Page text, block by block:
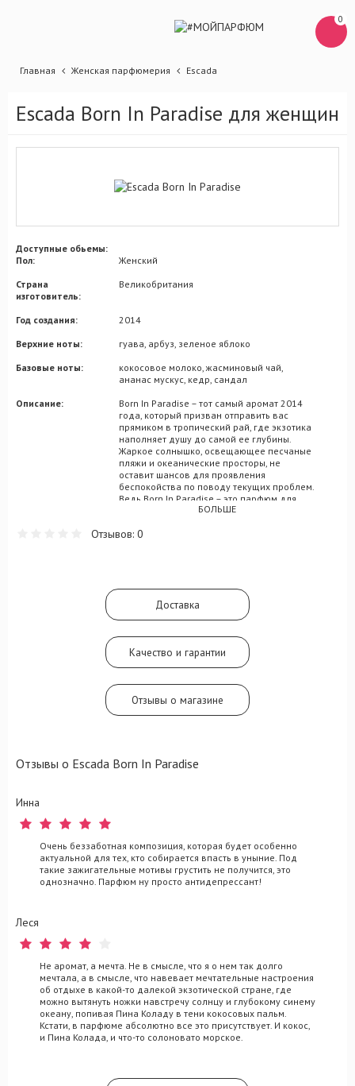
0
Главная Женская парфюмерия Escada
Escada Born In Paradise для женщин
Доступные обьемы:
Пол:
Женский
Страна
изготовитель:
Великобритания
Год создания:
2014
Верхние ноты:
гуава, арбуз, зеленое яблоко
Базовые ноты:
кокосовое молоко, жасминовый чай,
ананас мускус, кедр, сандал
Описание:
Born In Paradise – тот самый аромат 2014
года, который призван отправить вас
прямиком в тропический рай, где экзотика
наполняет душу до самой ее глубины.
Жаркое солнышко, освещающее песчаные
пляжи и океанические просторы, не
оставит шансов для проявления
беспокойства по поводу текущих проблем.
Ведь Born In Paradise – это парфюм для
полного расслабления. И пусть вы не
физически. Просто закройте глаза, и вы
добавлены мотивы зеленого яблока,
молока кокоса, гуавы, кедра, ананаса,
арбуза и мускуса.
БОЛЬШЕ
Отзывов: 0
Доставка
Качество и гарантии
Отзывы о магазине
Отзывы о Escada Born In Paradise
Инна
Очень беззаботная композиция, которая будет особенно
актуальной для тех, кто собирается впасть в уныние. Под
такие зажигательные мотивы грустить не получится, это
однозначно. Парфюм ну просто антидепрессант!
Леся
Не аромат, а мечта. Не в смысле, что я о нем так долго
мечтала, а в смысле, что навевает мечтательные настроения
об отдыхе в какой-то далекой экзотической стране, где
можно вытянуть ножки навстречу солнцу и глубокому синему
океану, попивая Пина Коладу в тени кокосовых пальм.
Кстати, в парфюме абсолютно все это присутствует. И кокос,
и Пина Колада, и что-то солоновато морское.